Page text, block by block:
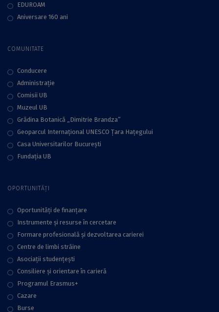
EDUROAM
Aniversare 160 ani
COMUNITATE
Conducere
Administraţie
Comisii UB
Muzeul UB
Grădina Botanică „Dimitrie Brandza”
Geoparcul Internațional UNESCO Țara Hațegului
Casa Universitarilor București
Fundaţia UB
OPORTUNITĂȚI
Oportunități de finanțare
Instrumente și resurse în cercetare
Formare profesională și dezvoltarea carierei
Centre de limbi străine
Asociații studențești
Consiliere şi orientare în carieră
Programul Erasmus+
Cazare
Burse